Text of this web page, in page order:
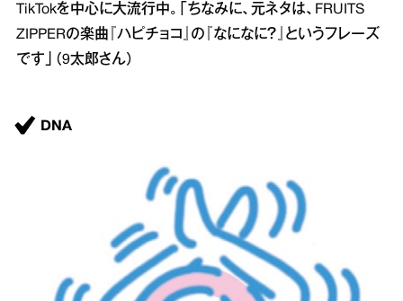
TikTokを中心に大流行中。「ちなみに、元ネタは、FRUITS
ZIPPERの楽曲『ハピチョコ』の『なになに？』というフレーズ
です」（9太郎さん）
DNA